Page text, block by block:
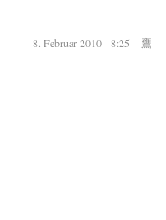
8. Februar 2010 - 8:25 – 鷹